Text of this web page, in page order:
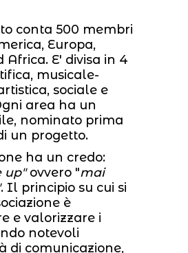
conta 500 membri
Europa,
Africa. E' divisa in 4
musicale-
sociale e
area ha un
nominato prima
un progetto.
ha un credo:
up"ovvero "mai
. Il principio su cui si
è
e valorizzare i
notevoli
di comunicazione,